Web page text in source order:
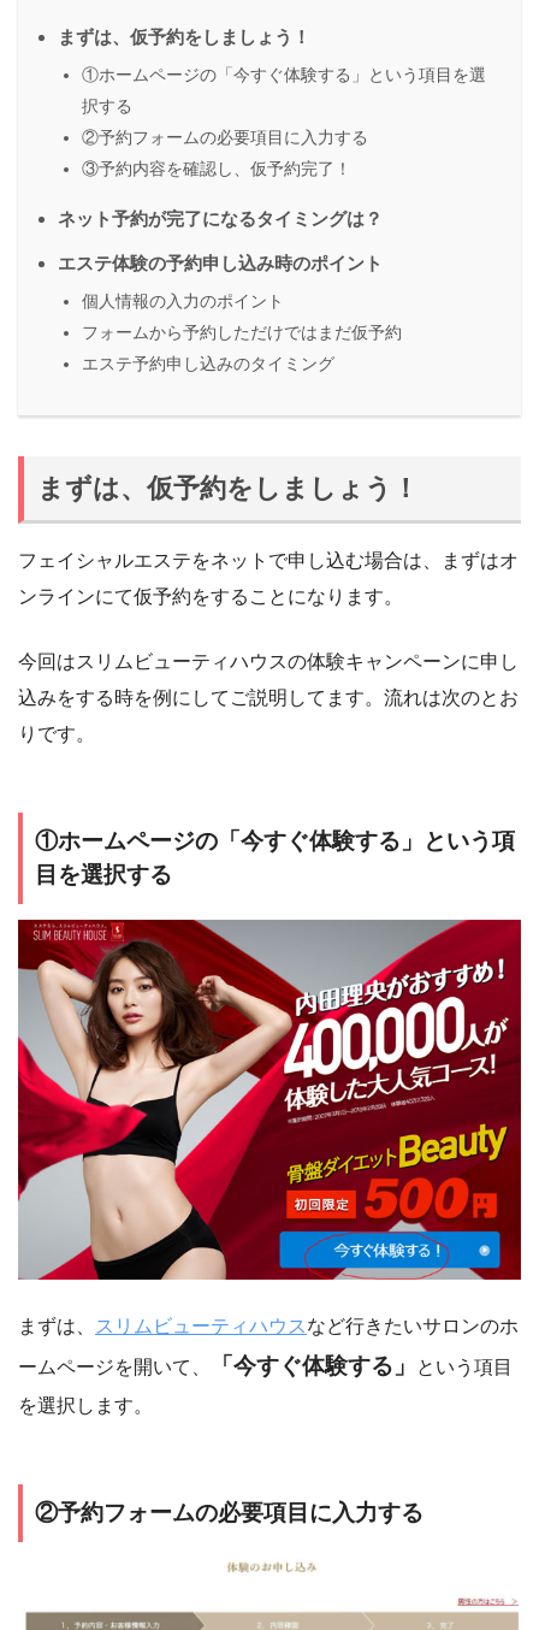
まずは、仮予約をしましょう！
①ホームページの「今すぐ体験する」という項目を選
択する
②予約フォームの必要項目に入力する
③予約内容を確認し、仮予約完了！
ネット予約が完了になるタイミングは？
エステ体験の予約申し込み時のポイント
個人情報の入力のポイント
フォームから予約しただけではまだ仮予約
エステ予約申し込みのタイミング
まずは、仮予約をしましょう！
フェイシャルエステをネットで申し込む場合は、まずはオ
ンラインにて仮予約をすることになります。
今回はスリムビューティハウスの体験キャンペーンに申し
込みをする時を例にしてご説明してます。流れは次のとお
りです。
①ホームページの「今すぐ体験する」という項
目を選択する
まずは、 スリムビューティハウス など行きたいサロンのホ
ームページを開いて、
「今すぐ体験する」
という項目
を選択します。
②予約フォームの必要項目に入力する